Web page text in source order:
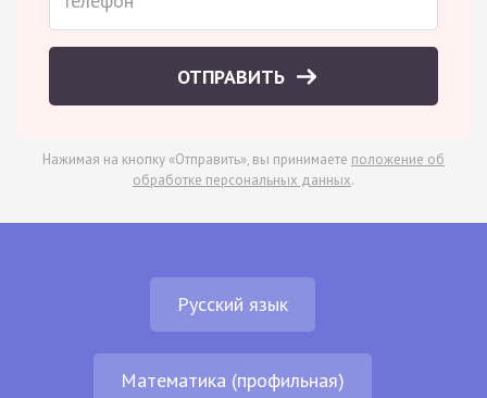
ОТПРАВИТЬ
Нажимая на кнопку «Отправить», вы принимаете положение об
обработке персональных данных.
Русский язык
Математика (профильная)